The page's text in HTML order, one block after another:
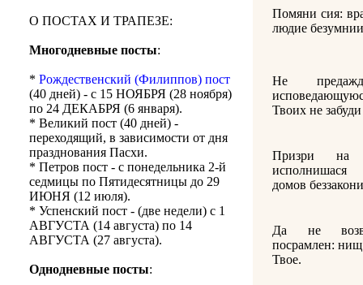
О ПОСТАХ И ТРАПЕЗЕ:
Многодневные посты:
* Рождественский (Филиппов) пост
(40 дней) - с 15 НОЯБРЯ (28 ноября)
по 24 ДЕКАБРЯ (6 января).
* Великий пост (40 дней) -
переходящий, в зависимости от дня
празднования Пасхи.
* Петров пост - с понедельника 2-й
седмицы по Пятидесятницы до 29
ИЮНЯ (12 июля).
* Успенский пост - (две недели) с 1
АВГУСТА (14 августа) по 14
АВГУСТА (27 августа).
Однодневные посты:
Помяни сия:
людие
Не
Твоих не
Призри на
домов
Да не
посрамлен:
Твое.